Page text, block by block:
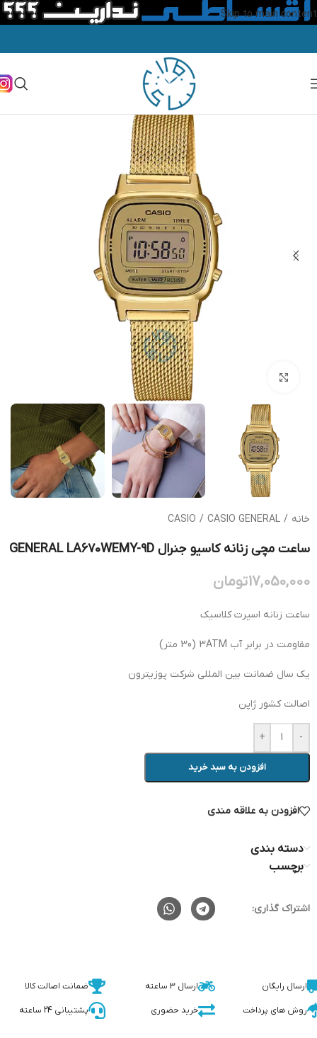
Skip to main content
خانه /
CASIO / CASIO GENERAL
ساعت مچی زنانه کاسیو جنرال GENERAL LA670WEMY-9D
17,050,000تومان
ساعت زنانه اسپرت کلاسیک
مقاومت در برابر آب 3ATM (30 متر)
یک سال ضمانت بین المللی شرکت پوزیترون
اصالت کشور ژاپن
-
+
افزودن به سبد خرید
افزودن به علاقه مندی
دسته بندی
برچسب
اشتراک گذاری:
ارسال رایگان ارسال 3 ساعته ضمانت اصالت کالا
روش های پرداخت خرید حضوری پشتیبانی 24 ساعته